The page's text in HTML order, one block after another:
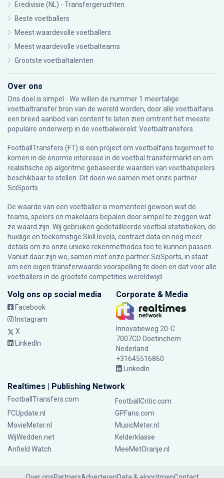
Eredivisie (NL) - Transfergeruchten
Beste voetballers
Meest waardevolle voetballers
Meest waardevolle voetbalteams
Grootste voetbaltalenten
Over ons
Ons doel is simpel - We willen de nummer 1 meertalige
voetbaltransfer bron van de wereld worden, door alle voetbalfans
een breed aanbod van content te laten zien omtrent het meeste
populaire onderwerp in de voetbalwereld: Voetbaltransfers.
FootballTransfers (FT) is een project om voetbalfans tegemoet te
komen in de enorme interesse in de voetbal transfermarkt en om
realistische op algoritme gebaseerde waarden van voetbalspelers
beschikbaar te stellen. Dit doen we samen met onze partner
SciSports
De waarde van een voetballer is momenteel gewoon wat de
teams, spelers en makelaars bepalen door simpel te zeggen wat
ze waard zijn. Wij gebruiken gedetailleerde voetbal statistieken, de
huidige en toekomstige Skill levels, contract data en nog meer
details om zo onze unieke rekenmethodes toe te kunnen passen.
Vanuit daar zijn we, samen met onze partner SciSports, in staat
om een eigen transferwaarde voorspelling te doen en dat voor alle
voetballers in de grootste competities wereldwijd.
Volg ons op social media
Facebook
Instagram
X
LinkedIn
Corporate & Media
Innovatieweg 20-C
7007CD Doetinchem
Nederland
+31645516860
LinkedIn
Realtimes | Publishing Network
FootballTransfers.com
FootballCritic.com
FCUpdate.nl
GPFans.com
MovieMeter.nl
MusicMeter.nl
WijWedden.net
Kelderklasse
Anfield Watch
MeeMetOranje.nl